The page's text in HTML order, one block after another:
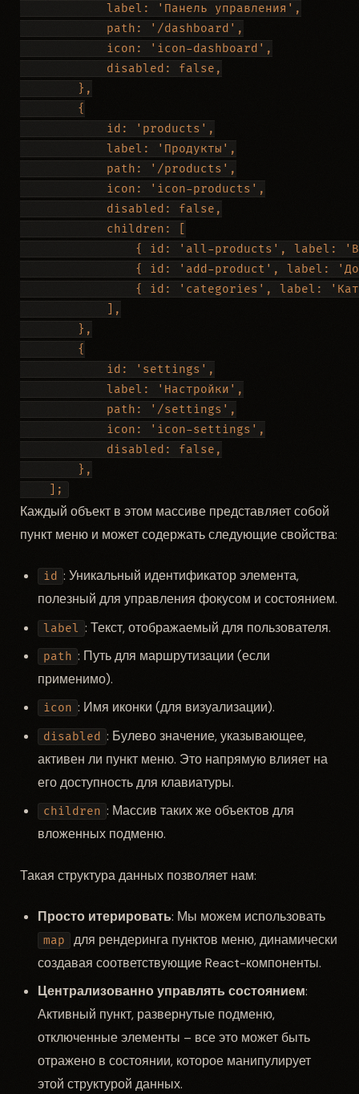
            label: 'Панель управления',
            path: '/dashboard',
            icon: 'icon-dashboard',
            disabled: false,
        },
        {
            id: 'products',
            label: 'Продукты',
            path: '/products',
            icon: 'icon-products',
            disabled: false,
            children: [
{ id: 'all-products', label:
{ id: 'add-product', label:
{ id: 'categories', label:
            ],
        },
        {
            id: 'settings',
            label: 'Настройки',
            path: '/settings',
            icon: 'icon-settings',
            disabled: false,
        },
Каждый объект в этом массиве представляет собой
пункт меню и может содержать следующие свойства:
id : Уникальный идентификатор элемента,
полезный для управления фокусом и состоянием.
label : Текст, отображаемый для пользователя.
path : Путь для маршрутизации (если
применимо).
icon : Имя иконки (для визуализации).
disabled : Булево значение, указывающее,
активен ли пункт меню. Это напрямую влияет на
его доступность для клавиатуры.
children : Массив таких же объектов для
вложенных подменю.
Такая структура данных позволяет нам:
Просто итерировать: Мы можем использовать
map
для рендеринга пунктов меню, динамически
создавая соответствующие React-компоненты.
Централизованно управлять состоянием:
Активный пункт, развернутые подменю,
отключенные элементы – все это может быть
отражено в состоянии, которое манипулирует
этой структурой данных.